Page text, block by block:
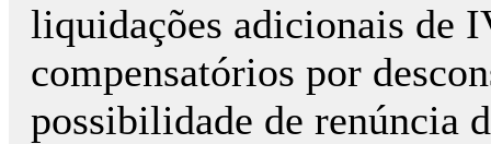
liquidações adicionais de
compensatórios por
possibilidade de renúncia